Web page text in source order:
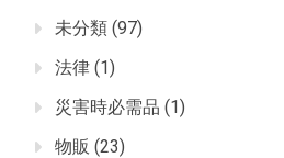
未分類 (97)
法律 (1)
災害時必需品 (1)
物販 (23)